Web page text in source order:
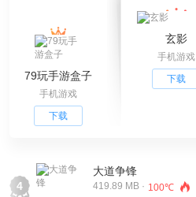
79玩手游盒子
手机游戏
下载
玄影
手机游戏
下载
4
大道争锋
419.89 MB · 100℃